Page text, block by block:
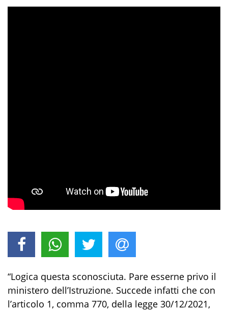
“Logica questa sconosciuta. Pare esserne privo il
ministero dell’Istruzione. Succede infatti che con
l’articolo 1, comma 770, della legge 30/12/2021,